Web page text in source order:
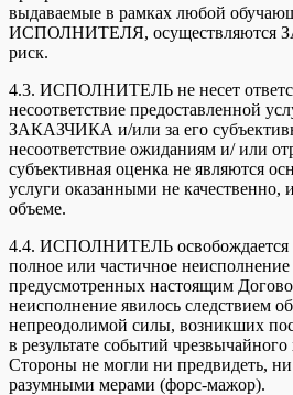
выдаваемые в рамках любой
ИСПОЛНИТЕЛЯ, осуществляются
риск.
4.3. ИСПОЛНИТЕЛЬ не несет
несоответствие предоставленной
ЗАКАЗЧИКА и/или за его
несоответствие ожиданиям и/ или
субъективная оценка не являются
услуги оказанными не качественно,
объеме.
4.4. ИСПОЛНИТЕЛЬ освобождается
полное или частичное неисполнение
предусмотренных настоящим
неисполнение явилось следствием
непреодолимой силы, возникших
в результате событий чрезвычайного
Стороны не могли ни предвидеть, ни
разумными мерами (форс-мажор).